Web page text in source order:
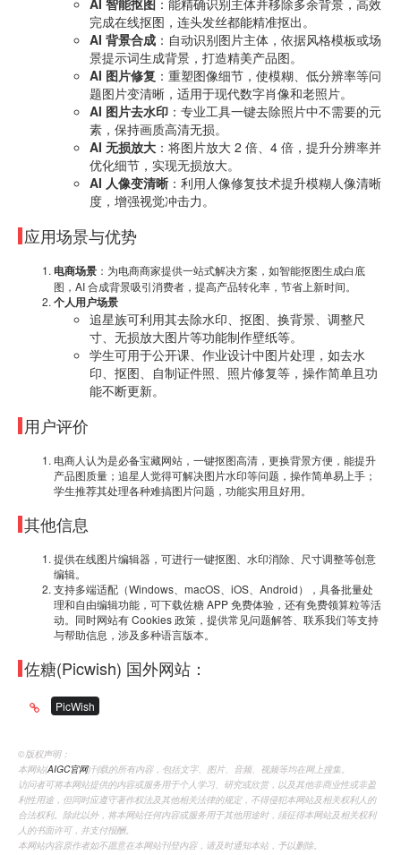
完成在线抠图，连头发丝都能精准抠出。
AI 背景合成 ：自动识别图片主体，依据风格模板或场
景提示词生成背景，打造精美产品图。
AI 图片修复 ：重塑图像细节，使模糊、低分辨率等问
题图片变清晰，适用于现代数字肖像和老照片。
AI 图片去水印 ：专业工具一键去除照片中不需要的元
素，保持画质高清无损。
AI 无损放大 ：将图片放大 2 倍、4 倍，提升分辨率并
优化细节，实现无损放大。
AI 人像变清晰 ：利用人像修复技术提升模糊人像清晰
度，增强视觉冲击力。
应用场景与优势
电商场景 ：为电商商家提供一站式解决方案，如智能抠图生成白底
图，AI 合成背景吸引消费者，提高产品转化率，节省上新时间。
个人用户场景
追星族可利用其去除水印、抠图、换背景、调整尺
寸、无损放大图片等功能制作壁纸等。
学生可用于公开课、作业设计中图片处理，如去水
印、抠图、自制证件照、照片修复等，操作简单且功
能不断更新。
用户评价
电商人认为是必备宝藏网站，一键抠图高清，更换背景方便，能提升
产品图质量；追星人觉得可解决图片水印等问题，操作简单易上手；
学生推荐其处理各种难搞图片问题，功能实用且好用。
其他信息
提供在线图片编辑器，可进行一键抠图、水印消除、尺寸调整等创意
编辑。
支持多端适配（Windows、macOS、iOS、Android），具备批量处
理和自由编辑功能，可下载佐糖 APP 免费体验，还有免费领算粒等活
动。同时网站有 Cookies 政策，提供常见问题解答、联系我们等支持
与帮助信息，涉及多种语言版本。
佐糖(Picwish) 国外网站：
PicWish
©️版权声明：
本网站(AIGC官网)刊载的所有内容，包括文字、图片、音频、视频等均在网上搜集。
访问者可将本网站提供的内容或服务用于个人学习、研究或欣赏，以及其他非商业性或非盈
利性用途，但同时应遵守著作权法及其他相关法律的规定，不得侵犯本网站及相关权利人的
合法权利。除此以外，将本网站任何内容或服务用于其他用途时，须征得本网站及相关权利
人的书面许可，并支付报酬。
本网站内容原作者如不愿意在本网站刊登内容，请及时通知本站，予以删除。